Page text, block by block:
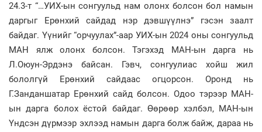
24.3-т “…УИХ-ын сонгуульд нам олонх болсон бол намын
даргыг Ерөнхий сайдад нэр дэвшүүлнэ” гэсэн заалт
байдаг. Үүнийг “орчуулах”-аар УИХ-ын 2024 оны сонгуульд
МАН ялж олонх болсон. Тэгэхэд МАН-ын дарга нь
Л.Оюун-Эрдэнэ байсан. Гэвч, сонгуулиас хойш жил
бололгүй Ерөнхий сайдаас огцорсон. Оронд нь
Г.Занданшатар Ерөнхий сайд болсон. Одоо тэрээр МАН-
ын дарга болох ёстой байдаг. Өөрөөр хэлбэл, МАН-ын
Үндсэн дүрмээр эхлээд намын дарга болж байж, дараа нь